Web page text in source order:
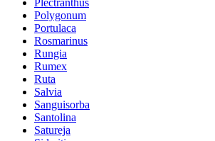
Plectranthus
Polygonum
Portulaca
Rosmarinus
Rungia
Rumex
Ruta
Salvia
Sanguisorba
Santolina
Satureja